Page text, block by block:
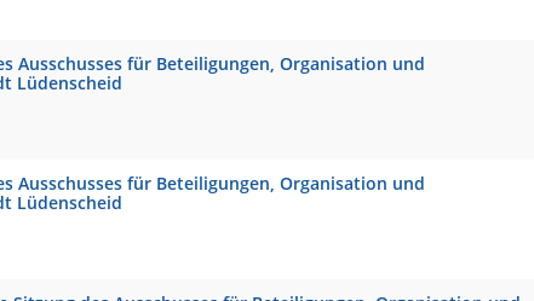
Ausschusses für Beteiligungen, Organisation und
Lüdenscheid
Ausschusses für Beteiligungen, Organisation und
Lüdenscheid